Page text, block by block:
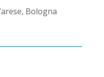
Bologna